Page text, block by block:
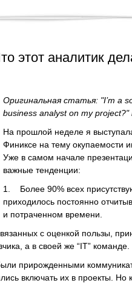
этот аналитик
Оригинальная статья: "I’m a
business analyst on my project?"
На прошлой неделе я
Финиксе на тему окупаемости
Уже в самом начале
важные тенденции:
1. Более 90% всех
приходилось постоянно
и потраченном времени.
с оценкой пользы,
а в своей же “IT” команде.
прирожденными
включать их в проекты. Но